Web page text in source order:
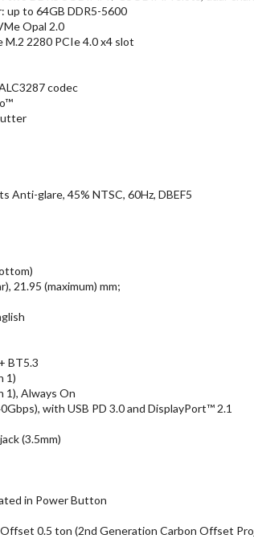
up to 64GB DDR5-5600
Opal 2.0
2280 PCIe 4.0 x4 slot
codec
Anti-glare, 45% NTSC, 60Hz, DBEF5
21.95 (maximum) mm;
BT5.3
1)
1), Always On
with USB PD 3.0 and DisplayPort™ 2.1
(3.5mm)
in Power Button
0.5 ton (2nd Generation Carbon Offset